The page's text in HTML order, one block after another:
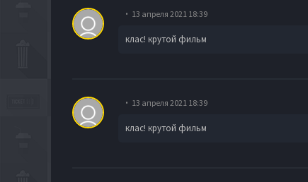
13 апреля 2021 18:39
клас! крутой фильм
13 апреля 2021 18:39
клас! крутой фильм